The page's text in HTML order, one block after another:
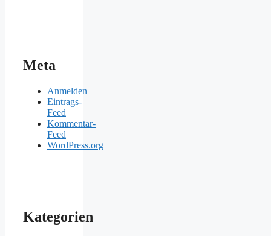
Meta
Anmelden
Eintrags-
Feed
Kommentar-
Feed
WordPress.org
Kategorien